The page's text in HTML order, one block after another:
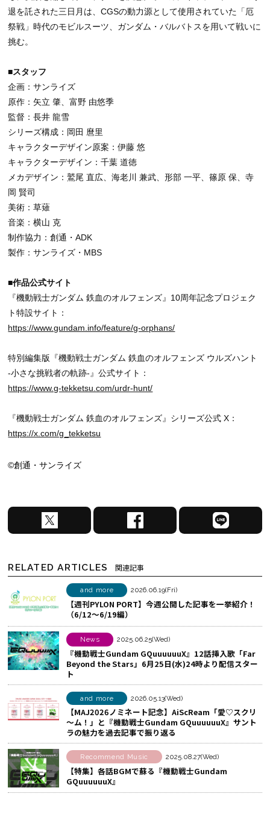
退を託された三日月は、CGSの動力源として使用されていた「厄
祭戦」時代のモビルスーツ、ガンダム・バルバトスを用いて戦いに
挑む。
■スタッフ
企画：サンライズ
原作：矢立 肇、富野 由悠季
監督：長井 龍雪
シリーズ構成：岡田 麿里
キャラクターデザイン原案：伊藤 悠
キャラクターデザイン：千葉 道徳
メカデザイン：鷲尾 直広、海老川 兼武、形部 一平、篠原 保、寺
岡 賢司
美術：草薙
音楽：横山 克
制作協力：創通・ADK
製作：サンライズ・MBS
■作品公式サイト
『機動戦士ガンダム 鉄血のオルフェンズ』10周年記念プロジェク
ト特設サイト：
https://www.gundam.info/feature/g-orphans/
特別編集版『機動戦士ガンダム 鉄血のオルフェンズ ウルズハント
-小さな挑戦者の軌跡-』公式サイト：
https://www.g-tekketsu.com/urdr-hunt/
『機動戦士ガンダム 鉄血のオルフェンズ』シリーズ公式 X：
https://x.com/g_tekketsu
©創通・サンライズ
X
で
ア
る
F
a
b
o
o
k
で
シ
ェ
す
る
L
I
で
ェ
る
RELATED ARTICLES 関連記事
and more 2026.06.19(Fri)
【週刊PYLON PORT】今週公開した記事を一挙紹介！
（6/12～6/19編）
News 2025.06.25(Wed)
『機動戦士Gundam GQuuuuuuX』12話挿入歌「Far
Beyond the Stars」6月25日(水)24時より配信スター
ト
and more 2026.05.13(Wed)
【MAJ2026ノミネート記念】AiScReam「愛♡スクリ
～ム！」と『機動戦士Gundam GQuuuuuuX』サント
ラの魅力を過去記事で振り返る
Recommend Music 2025.08.27(Wed)
【特集】各話BGMで蘇る『機動戦士Gundam
GQuuuuuuX』